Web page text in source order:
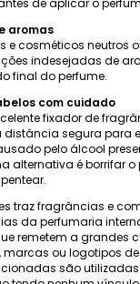
de aplicar o
aromas
e cosméticos neutros
indesejadas de
final do perfume.
com cuidado
fixador de
distância segura para
pelo álcool
alternativa é borrifar o
traz fragrâncias e
da perfumaria
remetem a grandes
ou logotipos de
são